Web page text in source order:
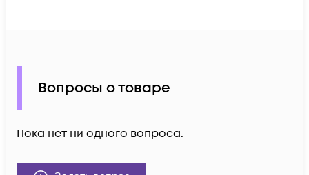
Вопросы о товаре
Пока нет ни одного вопроса.